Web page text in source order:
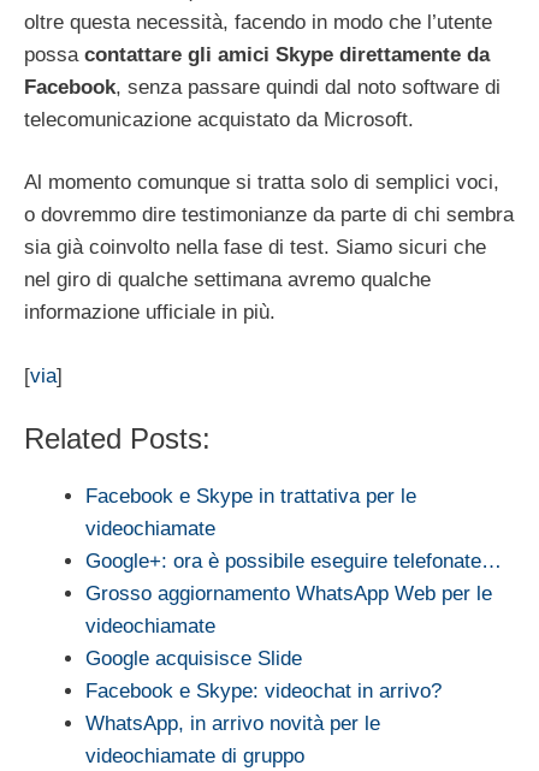
oltre questa necessità, facendo in modo che l’utente
possa contattare gli amici Skype direttamente da
Facebook, senza passare quindi dal noto software di
telecomunicazione acquistato da Microsoft.
Al momento comunque si tratta solo di semplici voci,
o dovremmo dire testimonianze da parte di chi sembra
sia già coinvolto nella fase di test. Siamo sicuri che
nel giro di qualche settimana avremo qualche
informazione ufficiale in più.
[via]
Related Posts:
Facebook e Skype in trattativa per le
videochiamate
Google+: ora è possibile eseguire telefonate…
Grosso aggiornamento WhatsApp Web per le
videochiamate
Google acquisisce Slide
Facebook e Skype: videochat in arrivo?
WhatsApp, in arrivo novità per le
videochiamate di gruppo